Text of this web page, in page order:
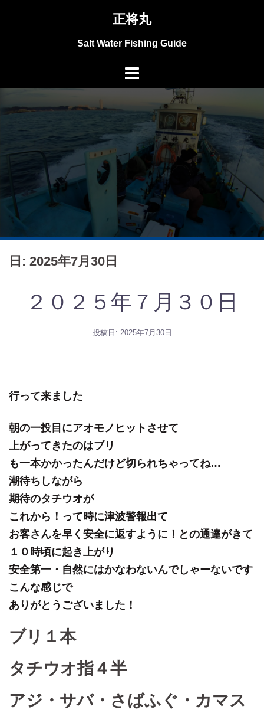
ス
正将丸
Salt Water Fishing Guide
日: 2025年7月30日
２０２５年７月３０日
投稿日: 2025年7月30日
行って来ました
朝の一投目にアオモノヒットさせて
上がってきたのはブリ
も一本かかったんだけど切られちゃってね…
潮待ちしながら
期待のタチウオが
これから！って時に津波警報出て
お客さんを早く安全に返すように！との通達がきて
１０時頃に起き上がり
安全第一・自然にはかなわないんでしゃーないです
こんな感じで
ありがとうございました！
ブリ１本
タチウオ指４半
アジ・サバ・さばふぐ・カマス